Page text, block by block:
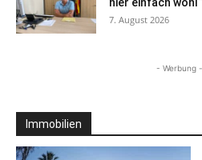
hier einfach wohl“
7. August 2026
- Werbung -
Immobilien